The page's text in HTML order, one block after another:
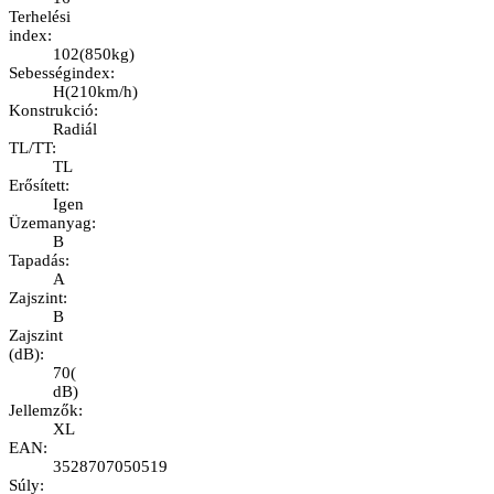
Terhelési
index:
102(850kg)
Sebességindex:
H(210km/h)
Konstrukció:
Radiál
TL/TT:
TL
Erősített:
Igen
Üzemanyag:
B
Tapadás:
A
Zajszint:
B
Zajszint
(dB):
70(
dB)
Jellemzők:
XL
EAN:
3528707050519
Súly: